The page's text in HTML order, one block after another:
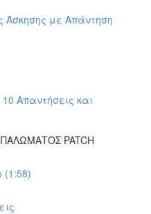
Άσκησης με Απάντηση
Απαντήσεις και
PATCH
(1:58)